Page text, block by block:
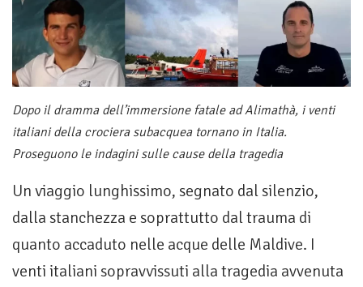
Dopo il dramma dell’immersione fatale ad Alimathà, i venti
italiani della crociera subacquea tornano in Italia.
Proseguono le indagini sulle cause della tragedia
Un viaggio lunghissimo, segnato dal silenzio,
dalla stanchezza e soprattutto dal trauma di
quanto accaduto nelle acque delle Maldive. I
venti italiani sopravvissuti alla tragedia avvenuta